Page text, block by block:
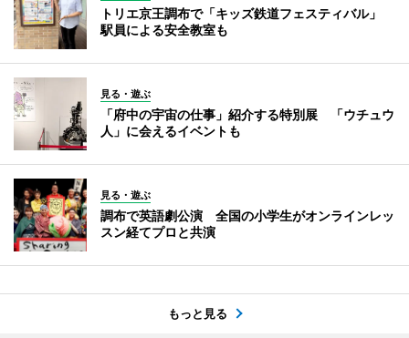
トリエ京王調布で「キッズ鉄道フェスティバル」
駅員による安全教室も
見る・遊ぶ
「府中の宇宙の仕事」紹介する特別展 「ウチュウ
人」に会えるイベントも
見る・遊ぶ
調布で英語劇公演 全国の小学生がオンラインレッ
スン経てプロと共演
もっと見る